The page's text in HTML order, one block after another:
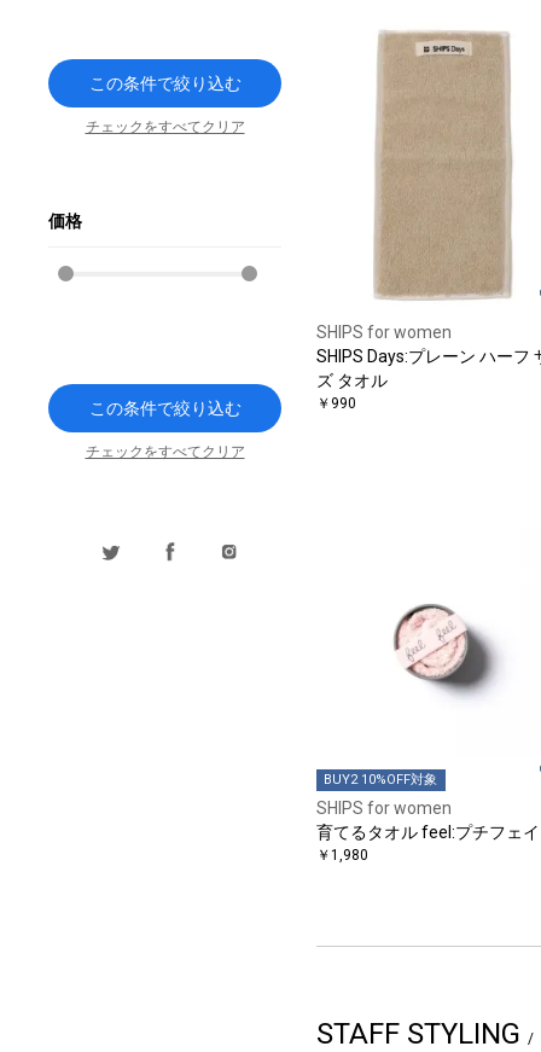
SHIPS for women
SHIPS Days:プレーン ハーフ
ズ タオル
￥990
BUY2 10%OFF対象
SHIPS for women
育てるタオル feel:プチフェ
￥1,980
STAFF STYLING
この条件で絞り込む
チェックをすべてクリア
価格
この条件で絞り込む
チェックをすべてクリア